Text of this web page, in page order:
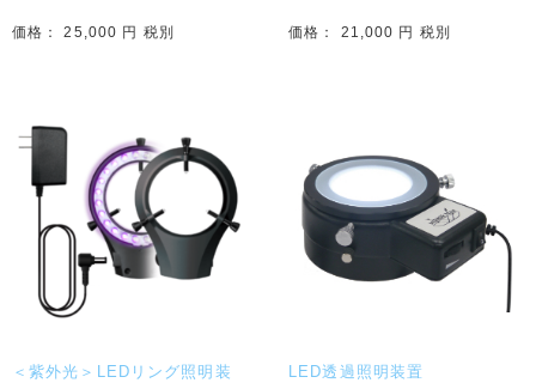
価格： 25,000 円 税別 価格： 21,000 円 税別
＜紫外光＞LEDリング照明装
LED透過照明装置